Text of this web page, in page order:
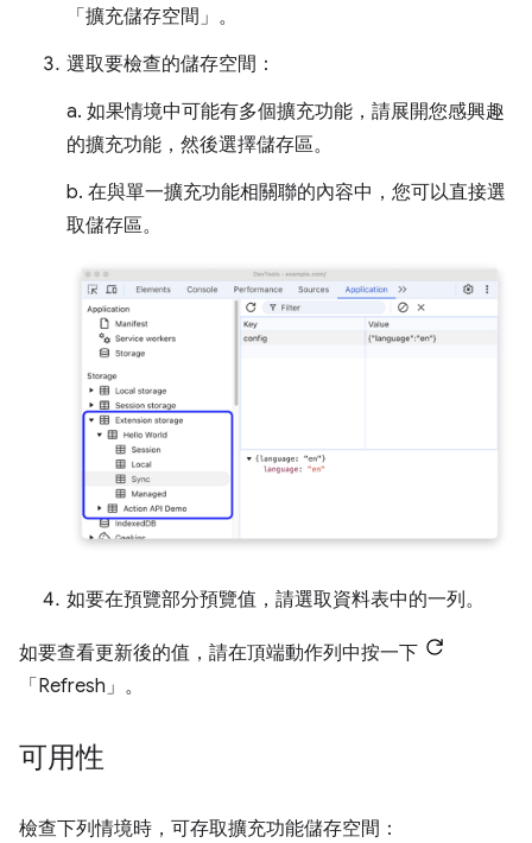
「擴充儲存空間」 。
選取要檢查的儲存空間：
a. 如果情境中可能有多個擴充功能，請展開您感興趣
的擴充功能，然後選擇儲存區。
b. 在與單一擴充功能相關聯的內容中，您可以直接選
取儲存區。
如要在預覽部分預覽值，請選取資料表中的一列。
如要查看更新後的值，請在頂端動作列中按一下
「Refresh」 。
可用性
檢查下列情境時，可存取擴充功能儲存空間：